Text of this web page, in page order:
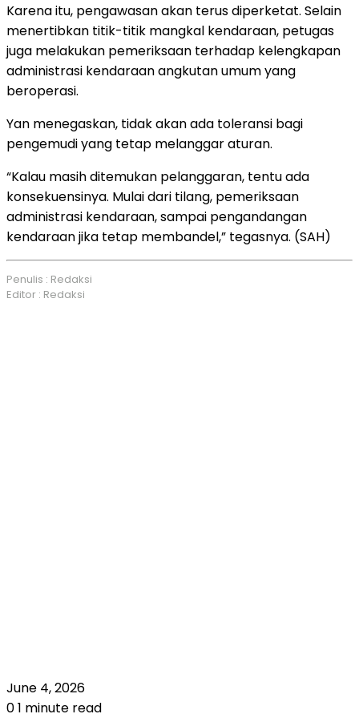
Karena itu, pengawasan akan terus diperketat. Selain
menertibkan titik-titik mangkal kendaraan, petugas
juga melakukan pemeriksaan terhadap kelengkapan
administrasi kendaraan angkutan umum yang
beroperasi.
Yan menegaskan, tidak akan ada toleransi bagi
pengemudi yang tetap melanggar aturan.
“Kalau masih ditemukan pelanggaran, tentu ada
konsekuensinya. Mulai dari tilang, pemeriksaan
administrasi kendaraan, sampai pengandangan
kendaraan jika tetap membandel,” tegasnya. (SAH)
Penulis : Redaksi
Editor : Redaksi
June 4, 2026
01 minute read